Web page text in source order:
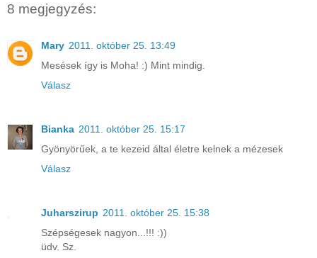
8 megjegyzés:
Mary 2011. október 25. 13:49
Mesések így is Moha! :) Mint mindig.
Válasz
Bianka 2011. október 25. 15:17
Gyönyörűek, a te kezeid által életre kelnek a mézesek
Válasz
Juharszirup 2011. október 25. 15:38
Szépségesek nagyon...!!! :))
üdv. Sz.